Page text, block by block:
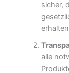
sicher,
alle